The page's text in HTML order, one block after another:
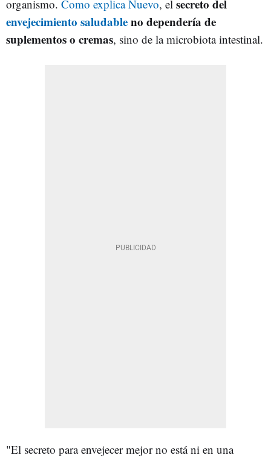
organismo. Como explica Nuevo, el secreto del
envejecimiento saludableno dependería de
suplementos o cremas, sino de la microbiota intestinal.
"El secreto para envejecer mejor no está ni en una